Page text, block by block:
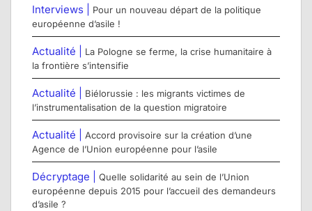
Interviews |
Pour un nouveau départ de la politique
européenne d’asile !
Actualité |
La Pologne se ferme, la crise humanitaire à
la frontière s’intensifie
Actualité |
Biélorussie : les migrants victimes de
l’instrumentalisation de la question migratoire
Actualité | Accord provisoire sur la création d’une
Agence de l’Union européenne pour l’asile
Décryptage | Quelle solidarité au sein de l’Union
européenne depuis 2015 pour l’accueil des demandeurs
d’asile ?